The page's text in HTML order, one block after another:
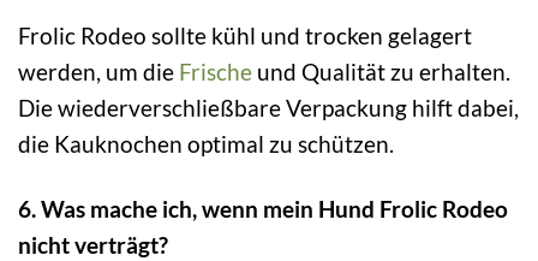
Frolic Rodeo sollte kühl und trocken gelagert
werden, um die Frische und Qualität zu erhalten.
Die wiederverschließbare Verpackung hilft dabei,
die Kauknochen optimal zu schützen.
6. Was mache ich, wenn mein Hund Frolic Rodeo
nicht verträgt?